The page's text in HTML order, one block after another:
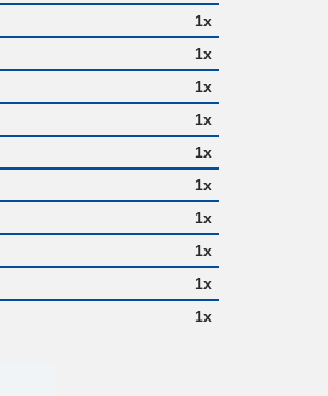
1x
1x
1x
1x
1x
1x
1x
1x
1x
1x